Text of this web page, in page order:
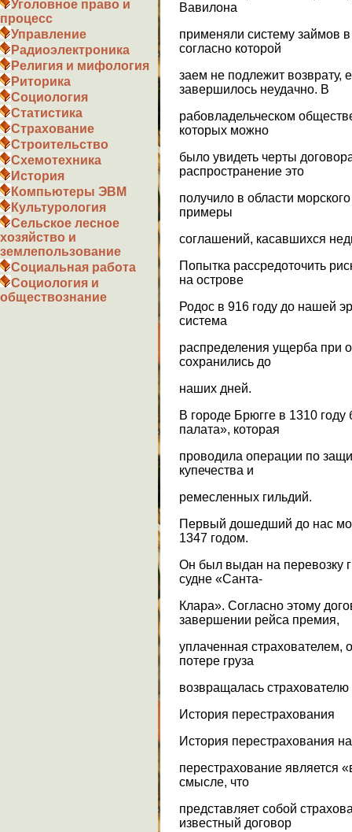
Уголовное право и
процесс
Управление
Радиоэлектроника
Религия и мифология
Риторика
Социология
Статистика
Страхование
Строительство
Схемотехника
История
Компьютеры ЭВМ
Культурология
Сельское лесное
хозяйство и
землепользование
Социальная работа
Социология и
обществознание
Вавилона
применяли систему займов
согласно которой
заем не подлежит возврату,
завершилось неудачно. В
рабовладельческом
которых можно
было увидеть черты
распространение это
получило в области
примеры
соглашений, касавшихся
Попытка рассредоточить
на острове
Родос в 916 году до нашей
система
распределения ущерба при
сохранились до
наших дней.
В городе Брюгге в 1310
палата», которая
проводила операции по
купечества и
ремесленных гильдий.
Первый дошедший до нас
1347 годом.
Он был выдан на перевозку
судне «Санта-
Клара». Согласно этому
завершении рейса премия,
уплаченная страхователем,
потере груза
возвращалась
История перестрахования
История перестрахования
перестрахование является
смысле, что
представляет собой
известный договор